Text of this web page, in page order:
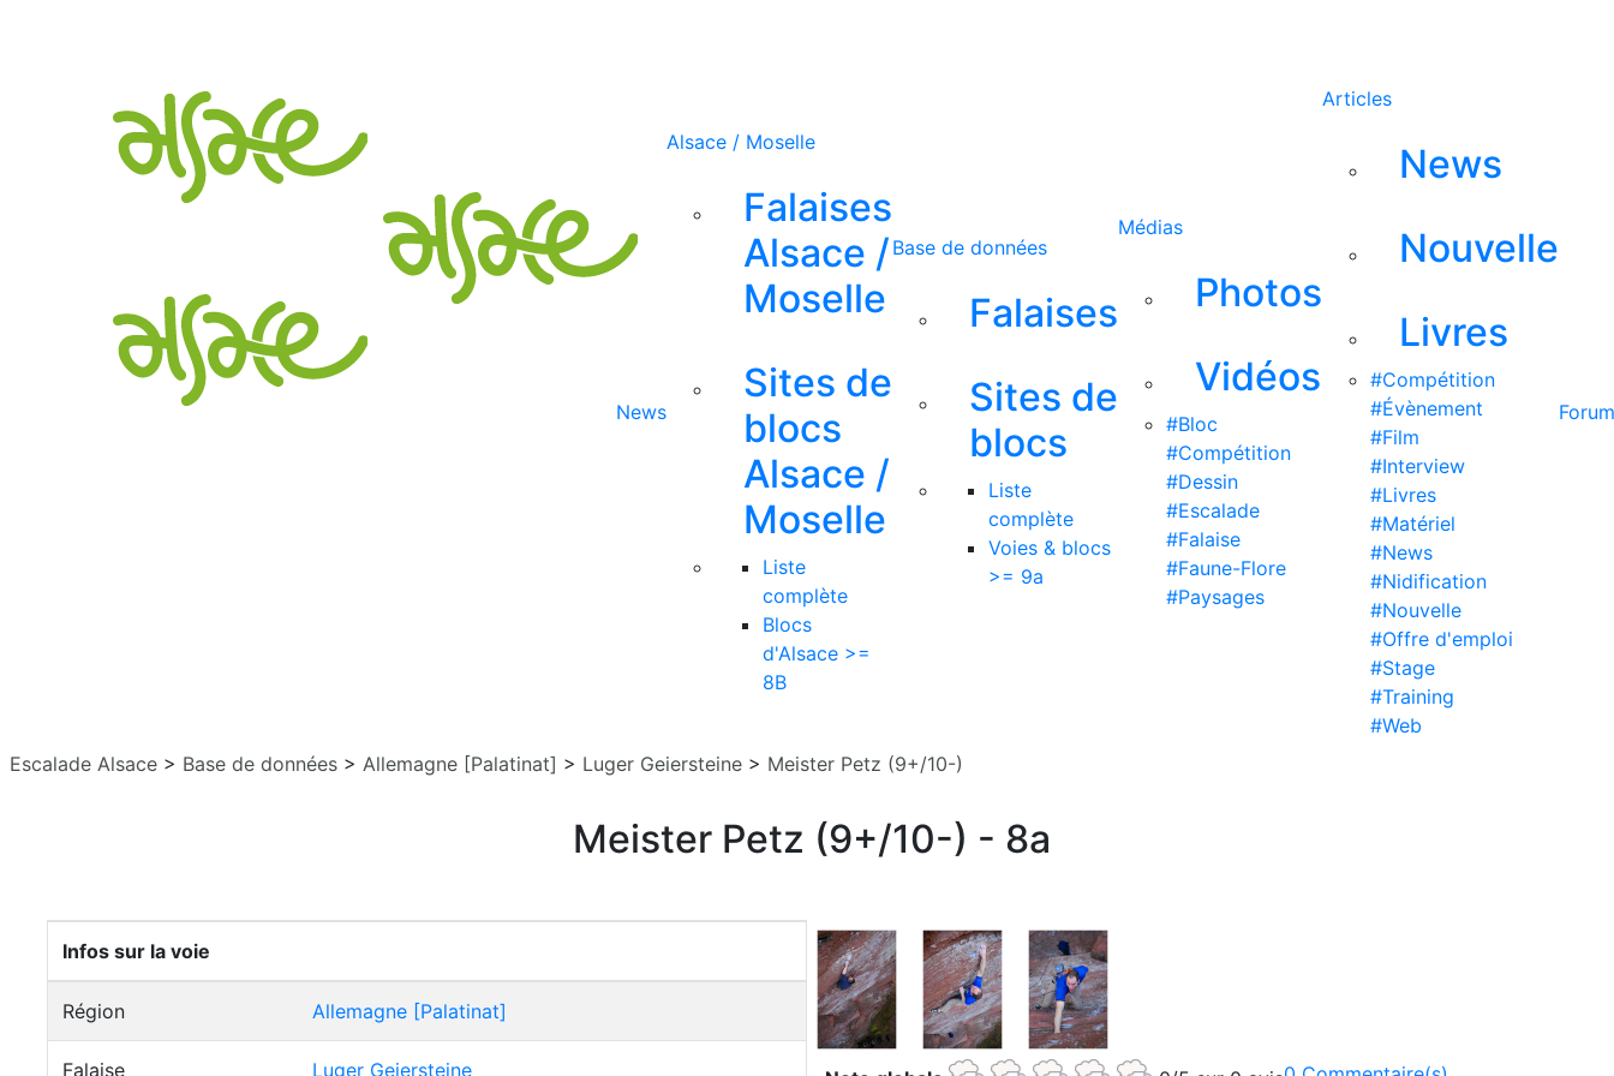
News
Alsace / Moselle
Falaises
Alsace /
Moselle
Sites de
blocs
Alsace /
Moselle
Liste
complète
Blocs
d'Alsace >=
8B
Base de données
Falaises
Sites de
blocs
Liste
complète
Voies & blocs
>= 9a
Médias
Photos
Vidéos
#Bloc
#Compétition
#Dessin
#Escalade
#Falaise
#Faune-Flore
#Paysages
Articles
News
Nouvelle
Livres
#Compétition
#Évènement
#Film
#Interview
#Livres
#Matériel
#News
#Nidification
#Nouvelle
#Offre d'emploi
#Stage
#Training
#Web
Forum
Escalade Alsace > Base de données > Allemagne [Palatinat] > Luger Geiersteine > Meister Petz (9+/10-)
Meister Petz (9+/10-) - 8a
Infos sur la voie
Région Allemagne [Palatinat]
Falaise Luger Geiersteine